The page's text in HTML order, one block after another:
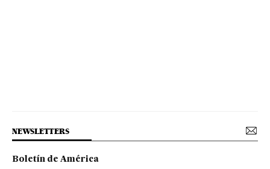
NEWSLETTERS
Boletín de América